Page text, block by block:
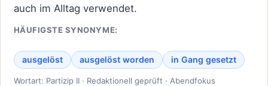
auch im Alltag verwendet.
HÄUFIGSTE SYNONYME:
ausgelöst ausgelöst worden in Gang gesetzt
Wortart: Partizip II · Redaktionell geprüft · Abendfokus